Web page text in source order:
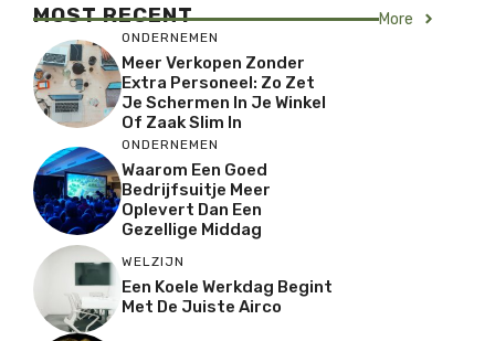
MOST RECENT More
ONDERNEMEN
Meer Verkopen Zonder
Extra Personeel: Zo Zet
Je Schermen In Je Winkel
Of Zaak Slim In
ONDERNEMEN
Waarom Een Goed
Bedrijfsuitje Meer
Oplevert Dan Een
Gezellige Middag
WELZIJN
Een Koele Werkdag Begint
Met De Juiste Airco